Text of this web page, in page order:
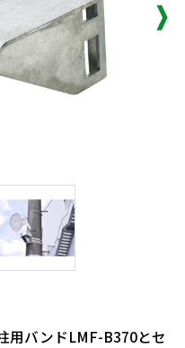
用バンドLMF-B370とセ